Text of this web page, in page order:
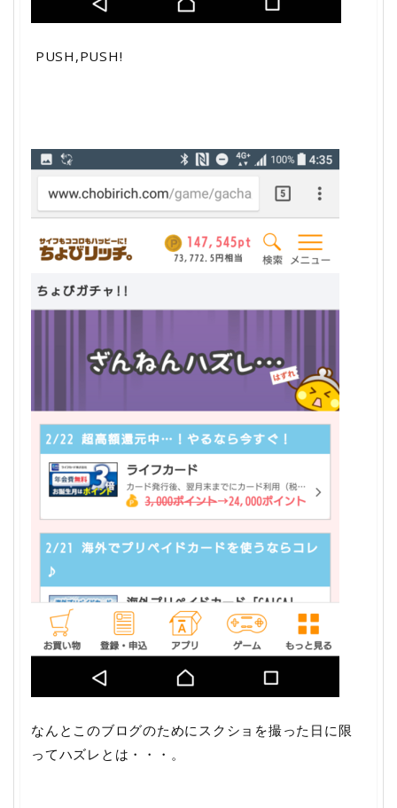
PUSH,PUSH!
なんとこのブログのためにスクショを撮った日に限
ってハズレとは・・・。